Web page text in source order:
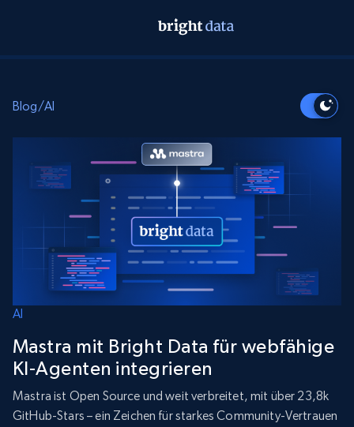
Blog/AI
AI
Mastra mit Bright Data für webfähige
KI-Agenten integrieren
Mastra ist Open Source und weit verbreitet, mit über 23,8k
GitHub-Stars – ein Zeichen für starkes Community-Vertrauen